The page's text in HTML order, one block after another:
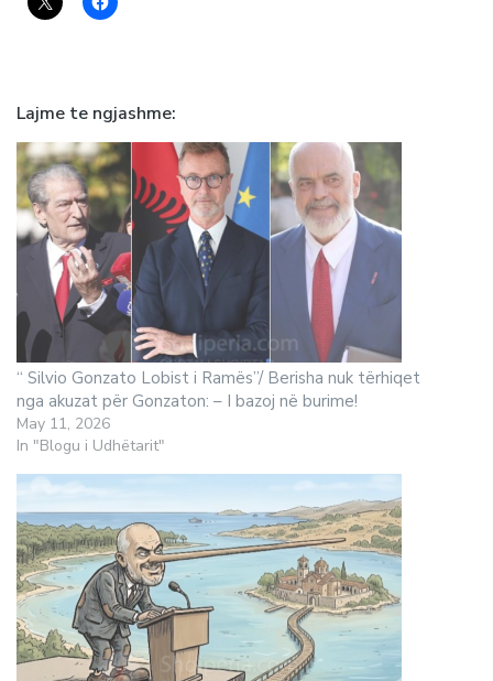
Lajme te ngjashme
“ Silvio Gonzato Lobist i Ramës”/ Berisha nuk tërhiqet
nga akuzat për Gonzaton: – I bazoj në burime!
May 11, 2026
In "Blogu i Udhëtarit"